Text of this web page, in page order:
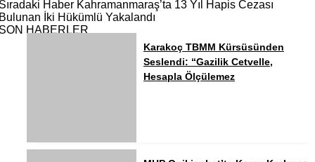
Haber Kahramanmaraş’ta 13 Yıl Hapis Cezası
İki Hükümlü Yakalandı
HABERLER
Karakoç TBMM Kürsüsünden
Seslendi: “Gazilik Cetvelle,
Hesapla Ölçülemez